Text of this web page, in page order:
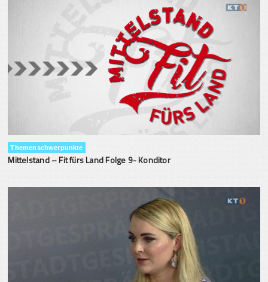
Themenschwerpunkte
Mittelstand – Fit fürs Land Folge 9- Konditor